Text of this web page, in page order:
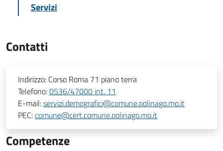
Servizi
Contatti
Indirizzo: Corso Roma 71 piano terra
Telefono:0536/47000 int. 11
E-mail:servizi.demografici@comune.polinago.mo.it
PEC:comune@cert.comune.polinago.mo.it
Competenze